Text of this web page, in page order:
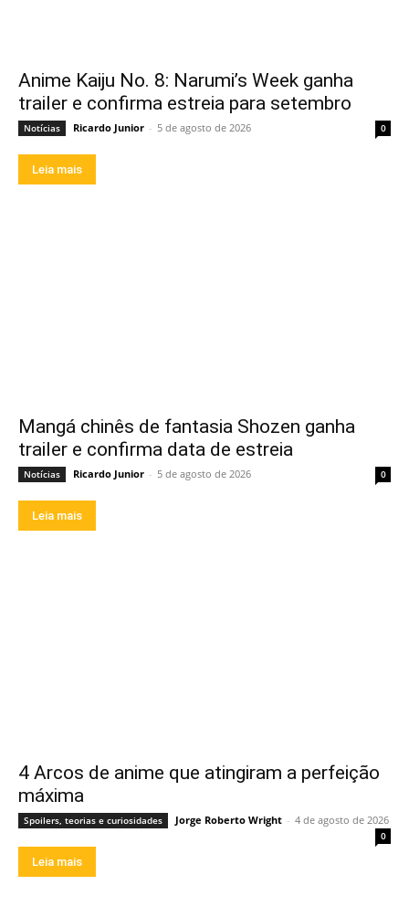
Anime Kaiju No. 8: Narumi’s Week ganha
trailer e confirma estreia para setembro
Notícias Ricardo Junior - 5 de agosto de 2026 0
Leia mais
Mangá chinês de fantasia Shozen ganha
trailer e confirma data de estreia
Notícias Ricardo Junior - 5 de agosto de 2026 0
Leia mais
4 Arcos de anime que atingiram a perfeição
máxima
Spoilers, teorias e curiosidades Jorge Roberto Wright - 4 de agosto de 2026
0
Leia mais